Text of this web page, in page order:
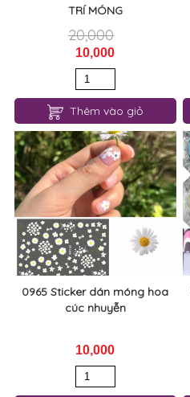
TRÍ MÓNG
20,000
10,000
Thêm vào giỏ
0965 Sticker dán móng hoa
cúc nhuyễn
10,000